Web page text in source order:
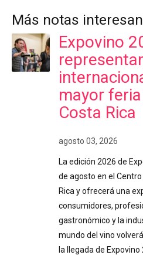
Más notas
Expovino
mayor
Costa Rica
agosto 03, 2026
La edición 2026 de
de agosto en el
Rica y ofrecerá una
consumidores,
gastronómico y la
mundo del vino
la llegada de